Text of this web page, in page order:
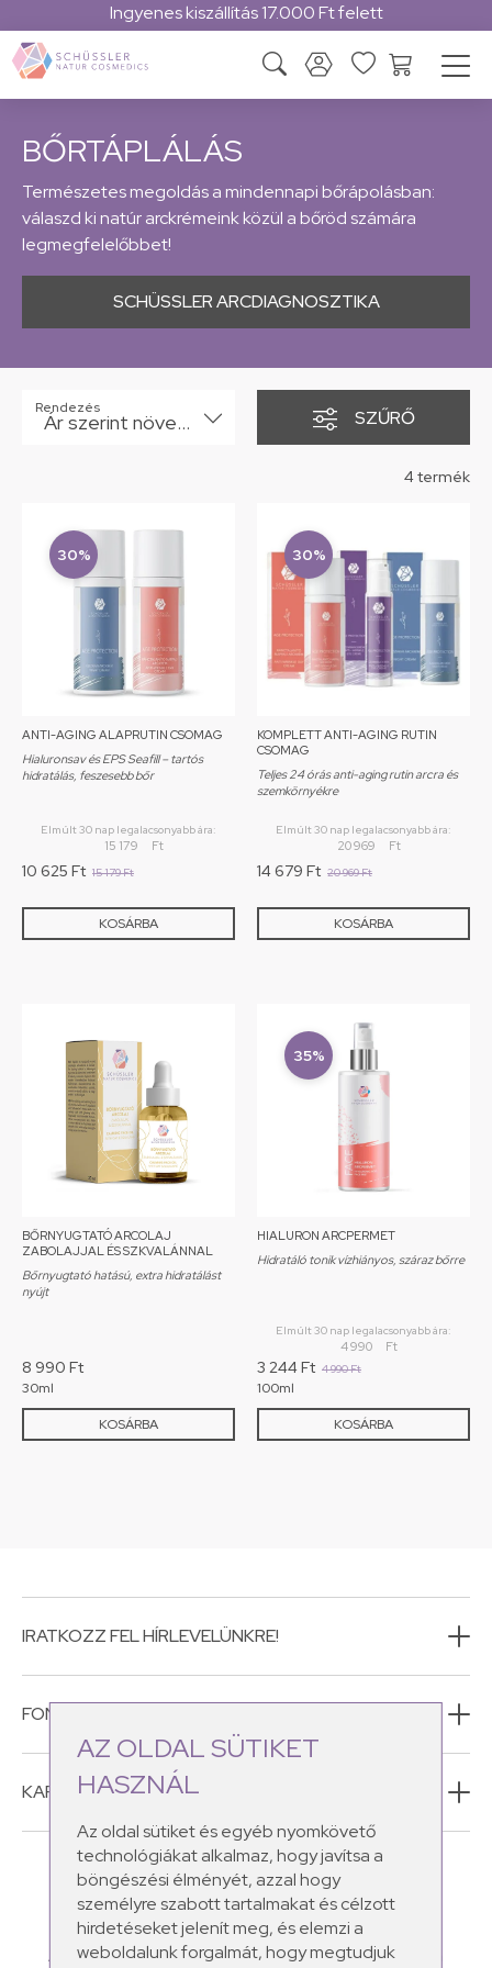
AZ OLDAL SÜTIKET
HASZNÁL
Az oldal sütiket és egyéb nyomkövető
technológiákat alkalmaz, hogy javítsa a
böngészési élményét, azzal hogy
személyre szabott tartalmakat és célzott
hirdetéseket jelenít meg, és elemzi a
weboldalunk forgalmát, hogy megtudjuk
Ingyenes kiszállítás 17.000 Ft felett
BŐRTÁPLÁLÁS
Természetes megoldás a mindennapi bőrápolásban:
válaszd ki natúr arckrémeink közül a bőröd számára
legmegfelelőbbet!
SCHÜSSLER ARCDIAGNOSZTIKA
Rendezés
Ár szerint növekvő SZŰRŐ
4 termék
30%
ANTI-AGING ALAPRUTIN CSOMAG
Hialuronsav és EPS Seafill – tartós
hidratálás, feszesebb bőr
KOSÁRBA
Elmúlt 30 nap legalacsonyabb ára:
15 179 Ft
15 179Ft
10 625 Ft
30%
KOMPLETT ANTI-AGING RUTIN
CSOMAG
Teljes 24 órás anti-aging rutin arcra és
szemkörnyékre
KOSÁRBA
Elmúlt 30 nap legalacsonyabb ára:
20 969 Ft
20 969Ft
14 679 Ft
BŐRNYUGTATÓ ARCOLAJ
ZABOLAJJAL ÉS SZKVALÁNNAL
Bőrnyugtató hatású, extra hidratálást
nyújt
KOSÁRBA
8 990 Ft
30ml
35%
HIALURON ARCPERMET
Hidratáló tonik vízhiányos, száraz bőrre
KOSÁRBA
Elmúlt 30 nap legalacsonyabb ára:
4 990 Ft
4 990Ft
3 244Ft
100ml
IRATKOZZ FEL HÍRLEVELÜNKRE!
FONTOS INFORMÁCIÓK
KAPCSOLAT
A Schüssler Natur CosMEDics natúr kozmetikumaiban megtalálod a